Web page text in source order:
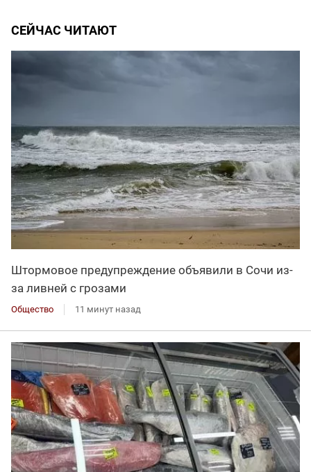
СЕЙЧАС ЧИТАЮТ
Штормовое предупреждение объявили в Сочи из-
за ливней с грозами
Общество 11 минут назад